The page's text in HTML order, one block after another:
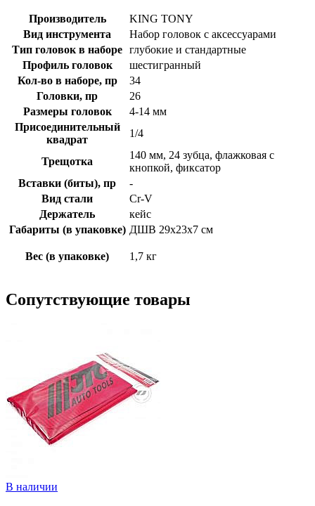
Производитель
KING TONY
Вид инструмента
Набор головок с аксессуарами
Тип головок в наборе глубокие и стандартные
Профиль головок
шестигранный
Кол-во в наборе, пр
34
Головки, пр
26
Размеры головок
4-14 мм
Присоединительный
квадрат
1/4
Трещотка
140 мм, 24 зубца, флажковая с
кнопкой, фиксатор
Вставки (биты), пр
-
Вид стали
Cr-V
Держатель
кейс
Габариты (в упаковке) ДШВ 29x23x7 см
Вес (в упаковке) 1,7 кг
Сопутствующие товары
В наличии